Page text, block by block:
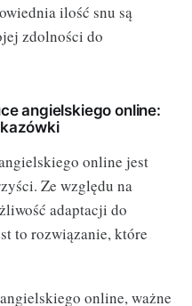
ilość snu są
zdolności do
angielskiego online:
online jest
Ze względu na
adaptacji do
to rozwiązanie, które
online, ważne